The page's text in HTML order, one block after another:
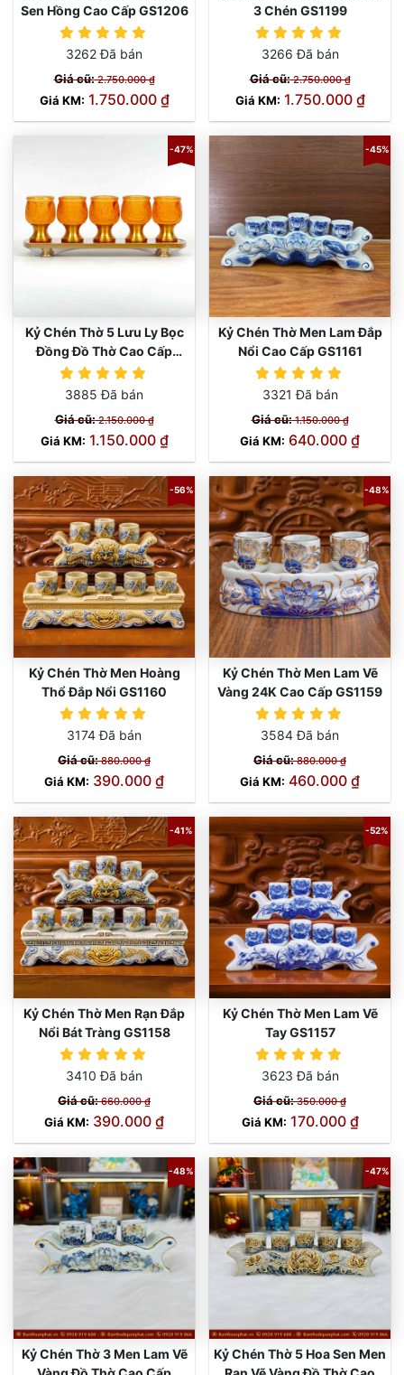
Sen Hồng Cao Cấp GS1206
3262 Đã bán
Giá cũ:2.750.000 ₫
Giá KM: 1.750.000 ₫
3 Chén GS1199
3266 Đã bán
Giá cũ:2.750.000 ₫
Giá KM: 1.750.000 ₫
-47%
Kỷ Chén Thờ 5 Lưu Ly Bọc
Đồng Đồ Thờ Cao Cấp
GS1169
3885 Đã bán
Giá cũ:2.150.000 ₫
Giá KM: 1.150.000 ₫
-45%
Kỷ Chén Thờ Men Lam Đắp
Nổi Cao Cấp GS1161
3321 Đã bán
Giá cũ:1.150.000 ₫
Giá KM: 640.000 ₫
-56%
Kỷ Chén Thờ Men Hoàng
Thổ Đắp Nổi GS1160
3174 Đã bán
Giá cũ:880.000 ₫
Giá KM: 390.000 ₫
-48%
Kỷ Chén Thờ Men Lam Vẽ
Vàng 24K Cao Cấp GS1159
3584 Đã bán
Giá cũ:880.000 ₫
Giá KM: 460.000 ₫
-41%
Kỷ Chén Thờ Men Rạn Đắp
Nổi Bát Tràng GS1158
3410 Đã bán
Giá cũ:660.000 ₫
Giá KM: 390.000 ₫
-52%
Kỷ Chén Thờ Men Lam Vẽ
Tay GS1157
3623 Đã bán
Giá cũ:350.000 ₫
Giá KM: 170.000 ₫
-48%
Kỷ Chén Thờ 3 Men Lam Vẽ
-47%
Kỷ Chén Thờ 5 Hoa Sen Men